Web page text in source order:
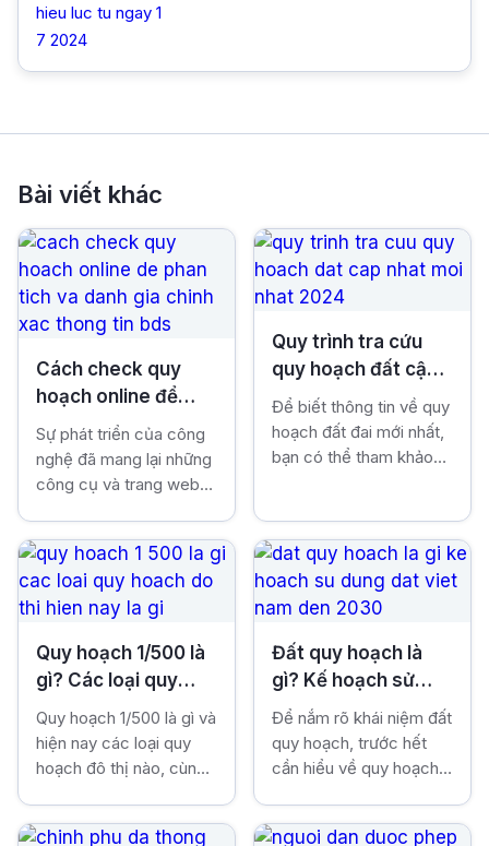
Bài viết khác
Cách check quy
hoạch online để
phân tích và đánh
giá chính xác thông
tin BĐS
Sự phát triển của công
nghệ đã mang lại những
công cụ và trang web
hoạch nhà đất trực
tuyến, giúp người dùng
tiết kiệm thời gian và
công sức. Trong bài viết
và đánh giá các bước
kiểm tra quy hoạch BĐS
trực tuyến một cách
nhanh chóng nhất.
Quy trình tra cứu
quy hoạch đất cập
nhật mới nhất 2024
Để biết thông tin về quy
hoạch đất đai mới nhất,
bạn có thể tham khảo
Việc này rất quan trọng
trước khi quyết định
mua bán hay chuyển
Quy hoạch 1/500 là
gì? Các loại quy
hoạch đô thị hiện
nay là gì?
Quy hoạch 1/500 là gì và
hiện nay các loại quy
hoạch đô thị nào, cùng
tiết hơn qua những nội
Đất quy hoạch là
gì? Kế hoạch sử
dụng đất Việt Nam
đến 2030
Để nắm rõ khái niệm đất
quy hoạch, trước hết
cần hiểu về quy hoạch
đất. Cụ thể quy hoạch